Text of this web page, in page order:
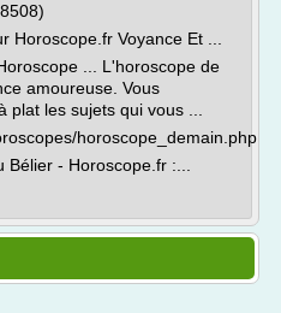
Horoscope.fr Voyance Et ...
... L'horoscope de
amoureuse. Vous
les sujets qui vous ...
horoscope_demain.php
- Horoscope.fr :...